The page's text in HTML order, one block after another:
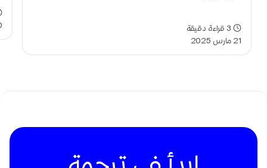
21 مارس 2025
3 قراءة دقيقة 30